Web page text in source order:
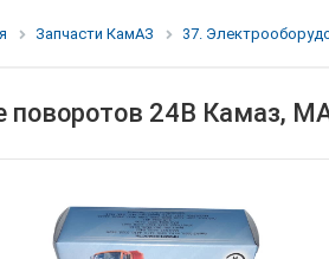
Запчасти КамАЗ 37.
поворотов 24В Камаз,